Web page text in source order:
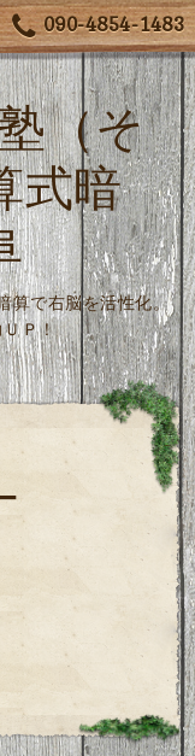
090-4854-1483
（そ
式暗
算で右脳を活性化。
Ｐ！